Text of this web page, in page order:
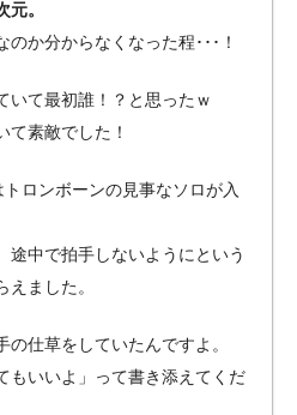
。
か分からなくなった程･･･！
いて最初誰！？と思ったｗ
て素敵でした！
トロンボーンの見事なソロが入
途中で拍手しないようにという
ました。
仕草をしていたんですよ。
もいいよ」って書き添えてくだ